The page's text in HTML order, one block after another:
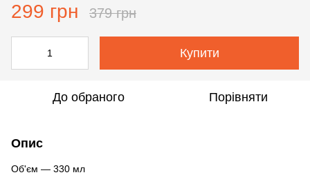
299 грн 379 грн
Купити
До обраного Порівняти
Опис
Об'єм — 330 мл